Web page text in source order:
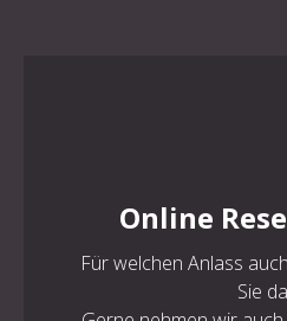
Online
Für welchen Anlass
Sie
PREVIOUS